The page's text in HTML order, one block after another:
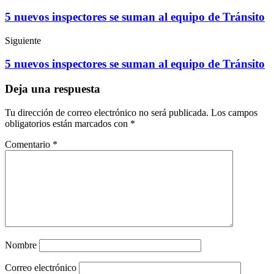
5 nuevos inspectores se suman al equipo de Tránsito
Siguiente
5 nuevos inspectores se suman al equipo de Tránsito
Deja una respuesta
Tu dirección de correo electrónico no será publicada. Los campos
obligatorios están marcados con *
Comentario *
Nombre
Correo electrónico